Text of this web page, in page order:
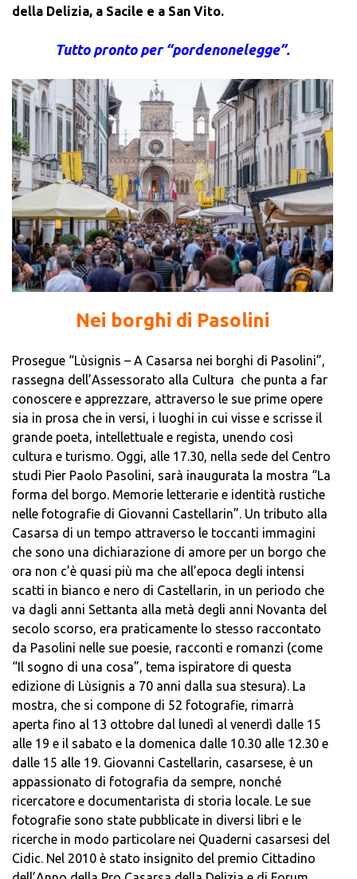
della Delizia, a Sacile e a San Vito.
Tutto pronto per “pordenonelegge”.
Nei borghi di Pasolini
Prosegue “Lùsignis – A Casarsa nei borghi di Pasolini”,
rassegna dell’Assessorato alla Cultura che punta a far
conoscere e apprezzare, attraverso le sue prime opere
sia in prosa che in versi, i luoghi in cui visse e scrisse il
grande poeta, intellettuale e regista, unendo così
cultura e turismo. Oggi, alle 17.30, nella sede del Centro
studi Pier Paolo Pasolini, sarà inaugurata la mostra “La
forma del borgo. Memorie letterarie e identità rustiche
nelle fotografie di Giovanni Castellarin”. Un tributo alla
Casarsa di un tempo attraverso le toccanti immagini
che sono una dichiarazione di amore per un borgo che
ora non c’è quasi più ma che all’epoca degli intensi
scatti in bianco e nero di Castellarin, in un periodo che
va dagli anni Settanta alla metà degli anni Novanta del
secolo scorso, era praticamente lo stesso raccontato
da Pasolini nelle sue poesie, racconti e romanzi (come
“Il sogno di una cosa”, tema ispiratore di questa
edizione di Lùsignis a 70 anni dalla sua stesura). La
mostra, che si compone di 52 fotografie, rimarrà
aperta fino al 13 ottobre dal lunedì al venerdì dalle 15
alle 19 e il sabato e la domenica dalle 10.30 alle 12.30 e
dalle 15 alle 19. Giovanni Castellarin, casarsese, è un
appassionato di fotografia da sempre, nonché
ricercatore e documentarista di storia locale. Le sue
fotografie sono state pubblicate in diversi libri e le
ricerche in modo particolare nei Quaderni casarsesi del
Cidic. Nel 2010 è stato insignito del premio Cittadino